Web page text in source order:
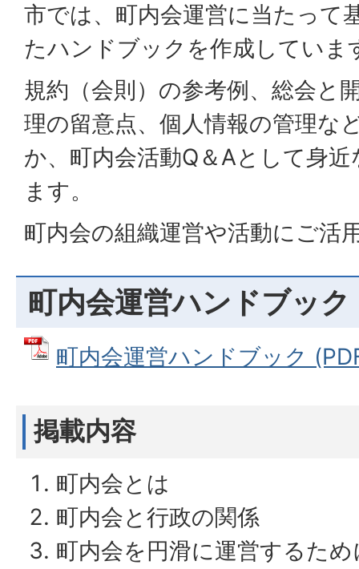
市では、町内会運営に当たって
たハンドブックを作成していま
規約（会則）の参考例、総会と
理の留意点、個人情報の管理な
か、町内会活動Q＆Aとして身
ます。
町内会の組織運営や活動にご活
町内会運営ハンドブック
町内会運営ハンドブック
掲載内容
町内会とは
町内会と行政の関係
町内会を円滑に運営するため